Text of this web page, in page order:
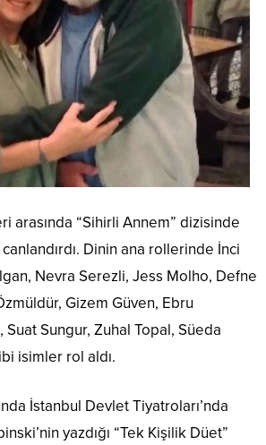
arasında “Sihirli Annem” dizisinde
Dinin ana rollerinde İnci
Nevra Serezli, Jess Molho, Defne
Gizem Güven, Ebru
Suat Sungur, Zuhal Topal, Süeda
isimler rol aldı.
İstanbul Devlet Tiyatroları’nda
yazdığı “Tek Kişilik Düet”